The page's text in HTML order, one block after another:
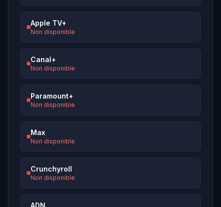
Apple TV+
Non disponible
Canal+
Non disponible
Paramount+
Non disponible
Max
Non disponible
Crunchyroll
Non disponible